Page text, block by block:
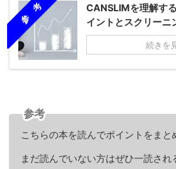
参 考
CANSLIMを理解す
イントとスクリーニ
続きを
参考
こちらの本を読んでポイントをまと
まだ読んでいない方はぜひ一読され